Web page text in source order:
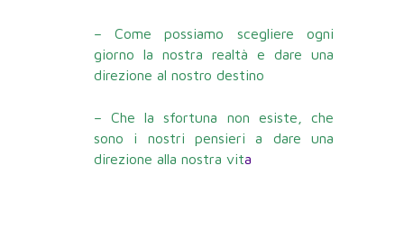
– Come possiamo scegliere ogni
giorno la nostra realtà e dare una
direzione al nostro destino
– Che la sfortuna non esiste, che
sono i nostri pensieri a dare una
direzione alla nostra vita